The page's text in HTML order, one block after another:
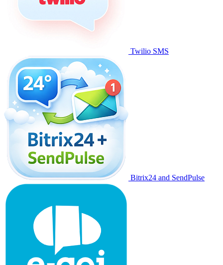
Twilio SMS
Bitrix24 and SendPulse